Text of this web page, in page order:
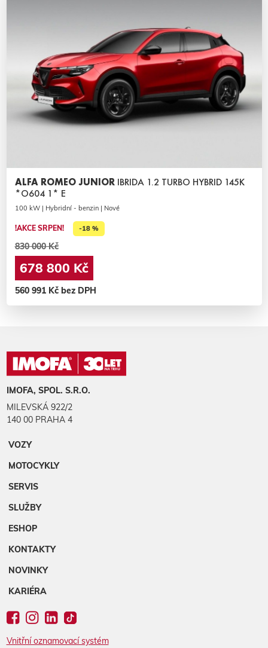
ALFA ROMEO JUNIOR IBRIDA 1.2 TURBO HYBRID 145K
*O604 1* E
100 kW | Hybridní - benzin | Nové
!AKCE SRPEN! -18 %
830 000 Kč
678 800 Kč
560 991 Kč bez DPH
IMOFA, SPOL. S.R.O.
MILEVSKÁ 922/2
140 00 PRAHA 4
VOZY
MOTOCYKLY
SERVIS
SLUŽBY
ESHOP
KONTAKTY
NOVINKY
KARIÉRA
Vnitřní oznamovací systém